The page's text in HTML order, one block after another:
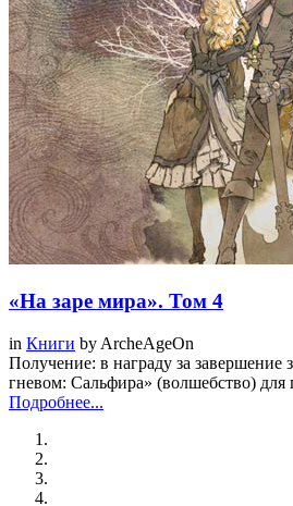
«На заре мира». Том 4
in Книги by ArcheAgeOn
Получение: в награду за завершение
гневом: Сальфира» (волшебство)
Подробнее...